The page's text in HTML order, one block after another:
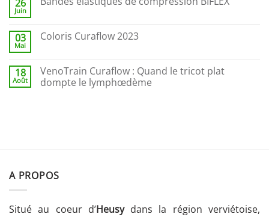
26
Juin
03
Mai
Coloris Curaflow 2023
18
Août
VenoTrain Curaflow : Quand le tricot plat
dompte le lymphœdème
A PROPOS
Situé au coeur d’Heusydans la région verviétoise,